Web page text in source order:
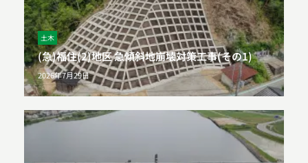
土木
(急)福住(2)地区 急傾斜地崩壊対策工事(その1)
2026年7月29日